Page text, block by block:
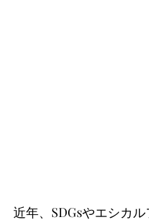
近年、SDGsやエシカ